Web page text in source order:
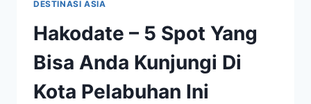
DESTINASI ASIA
Hakodate – 5 Spot Yang
Bisa Anda Kunjungi Di
Kota Pelabuhan Ini